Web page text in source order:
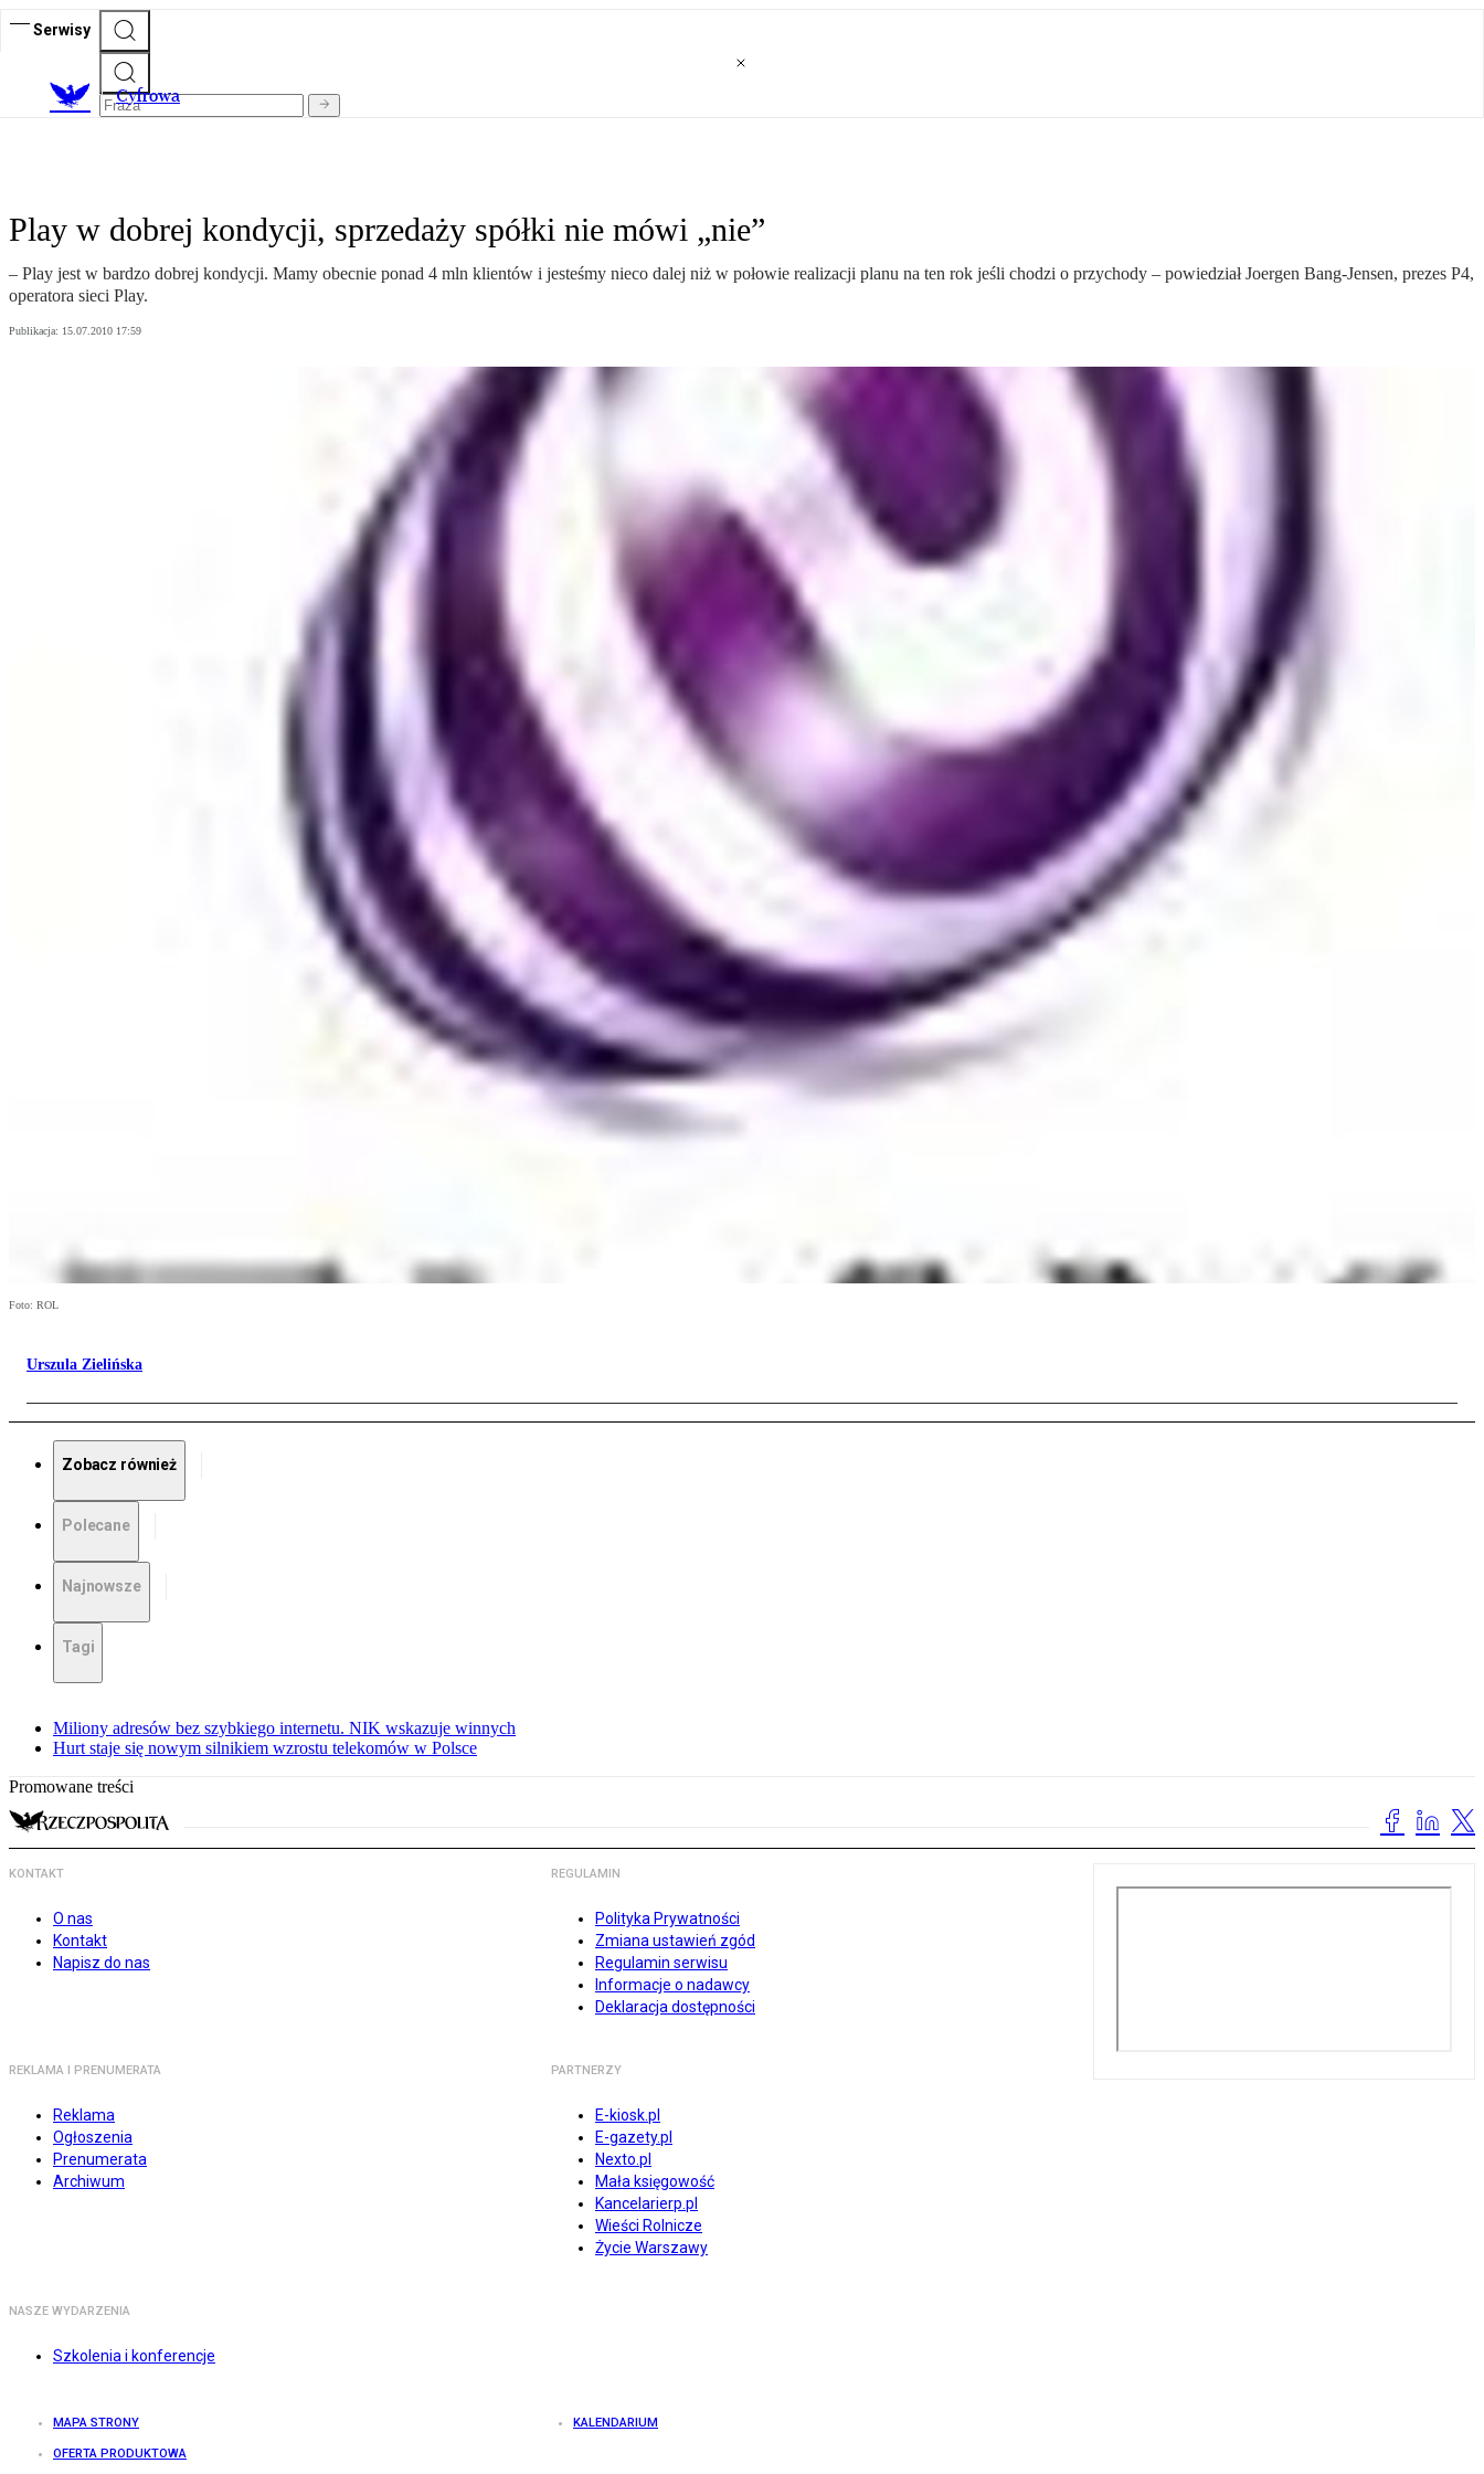
Serwisy
Cyfrowa
Play w dobrej kondycji, sprzedaży spółki nie mówi „nie”
– Play jest w bardzo dobrej kondycji. Mamy obecnie ponad 4 mln klientów i jesteśmy nieco dalej niż w połowie realizacji planu na ten rok jeśli chodzi o przychody – powiedział Joergen Bang-Jensen, prezes P4,
operatora sieci Play.
Publikacja: 15.07.2010 17:59
Foto: ROL
Urszula Zielińska
Zobacz również
Polecane
Najnowsze
Tagi
Miliony adresów bez szybkiego internetu. NIK wskazuje winnych
Hurt staje się nowym silnikiem wzrostu telekomów w Polsce
Promowane treści
KONTAKT
O nas
Kontakt
Napisz do nas
REGULAMIN
Polityka Prywatności
Zmiana ustawień zgód
Regulamin serwisu
Informacje o nadawcy
Deklaracja dostępności
REKLAMA I PRENUMERATA
Reklama
Ogłoszenia
Prenumerata
Archiwum
PARTNERZY
E-kiosk.pl
E-gazety.pl
Nexto.pl
Mała księgowość
Kancelarierp.pl
Wieści Rolnicze
Życie Warszawy
NASZE WYDARZENIA
Szkolenia i konferencje
MAPA STRONY KALENDARIUM
OFERTA PRODUKTOWA